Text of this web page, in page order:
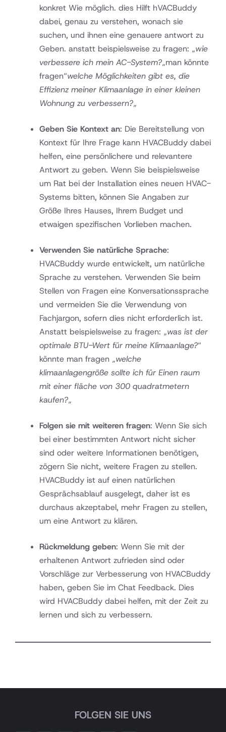
konkret Wie möglich. dies Hilft hVACBuddy
dabei, genau zu verstehen, wonach sie
suchen, und ihnen eine genauere antwort zu
Geben. anstatt beispielsweise zu fragen: „wie
verbessere ich mein AC-System?„man könnte
fragen“welche Möglichkeiten gibt es, die
Effizienz meiner Klimaanlage in einer kleinen
Wohnung zu verbessern?„
Geben Sie Kontext an: Die Bereitstellung von
Kontext für Ihre Frage kann HVACBuddy dabei
helfen, eine persönlichere und relevantere
Antwort zu geben. Wenn Sie beispielsweise
um Rat bei der Installation eines neuen HVAC-
Systems bitten, können Sie Angaben zur
Größe Ihres Hauses, Ihrem Budget und
etwaigen spezifischen Vorlieben machen.
Verwenden Sie natürliche Sprache:
HVACBuddy wurde entwickelt, um natürliche
Sprache zu verstehen. Verwenden Sie beim
Stellen von Fragen eine Konversationssprache
und vermeiden Sie die Verwendung von
Fachjargon, sofern dies nicht erforderlich ist.
Anstatt beispielsweise zu fragen: „was ist der
optimale BTU-Wert für meine Klimaanlage?“
könnte man fragen „welche
klimaanlagengröße sollte ich für Einen raum
mit einer fläche von 300 quadratmetern
kaufen?„
Folgen sie mit weiteren fragen: Wenn Sie sich
bei einer bestimmten Antwort nicht sicher
sind oder weitere Informationen benötigen,
zögern Sie nicht, weitere Fragen zu stellen.
HVACBuddy ist auf einen natürlichen
Gesprächsablauf ausgelegt, daher ist es
durchaus akzeptabel, mehr Fragen zu stellen,
um eine Antwort zu klären.
Rückmeldung geben: Wenn Sie mit der
erhaltenen Antwort zufrieden sind oder
Vorschläge zur Verbesserung von HVACBuddy
haben, geben Sie im Chat Feedback. Dies
wird HVACBuddy dabei helfen, mit der Zeit zu
lernen und sich zu verbessern.
FOLGEN SIE UNS